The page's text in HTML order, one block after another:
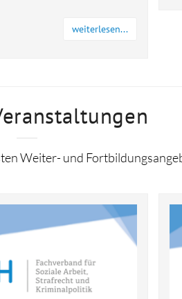
weiterlesen...
Weiter- und